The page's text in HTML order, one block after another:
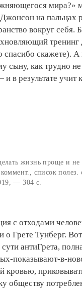
мира?»
на пальцах
вокруг
спасибо скажете).
сыну, как трудно
в результате
жизнь проще и
список полез.
— 304 с.
с отходами
о Грете Тунберг.
антиГрета,
показывают-в-
кровью,
обществу